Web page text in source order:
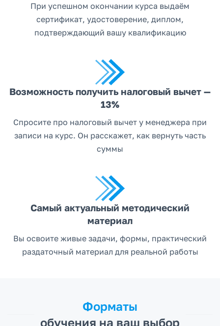
При успешном окончании курса выдаём
сертификат, удостоверение, диплом,
подтверждающий вашу квалификацию
Возможность получить налоговый вычет —
13%
Спросите про налоговый вычет у менеджера при
записи на курс. Он расскажет, как вернуть часть
суммы
Самый актуальный методический
материал
Вы освоите живые задачи, формы, практический
раздаточный материал для реальной работы
Форматы
обучения на ваш выбор